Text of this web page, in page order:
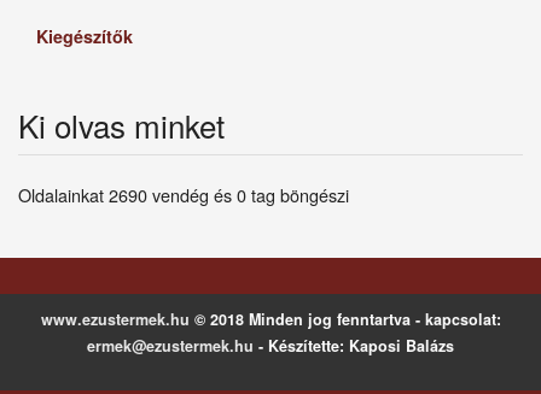
Kiegészítők
Ki olvas minket
Oldalainkat 2690 vendég és 0 tag böngészi
www.ezustermek.hu © 2018 Minden jog fenntartva - kapcsolat:
ermek@ezustermek.hu - Készítette: Kaposi Balázs